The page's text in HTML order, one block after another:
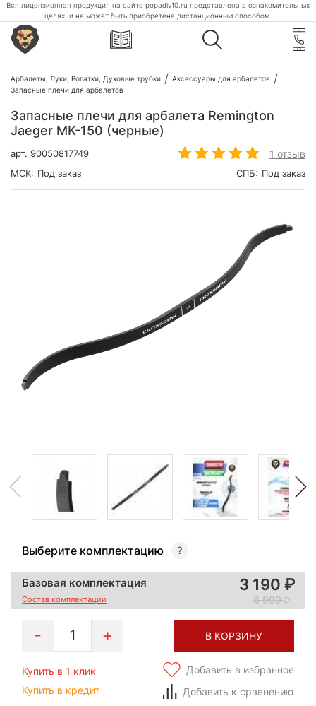
Вся лицензионная продукция на сайте popadiv10.ru представлена в ознакомительных
целях, и не может быть приобретена дистанционным способом.
Арбалеты, Луки, Рогатки, Духовые трубки
Аксессуары для арбалетов
Запасные плечи для арбалетов
Запасные плечи для арбалета Remington
Jaeger MK-150 (черные)
арт. 90050817749 1 отзыв
МСК: Под заказ СПБ: Под заказ
Выберите комплектацию
Базовая комплектация
Состав комплектации
3 190
8 990
1 В КОРЗИНУ
Купить в 1 клик
Купить в кредит
Добавить в избранное
Добавить к сравнению